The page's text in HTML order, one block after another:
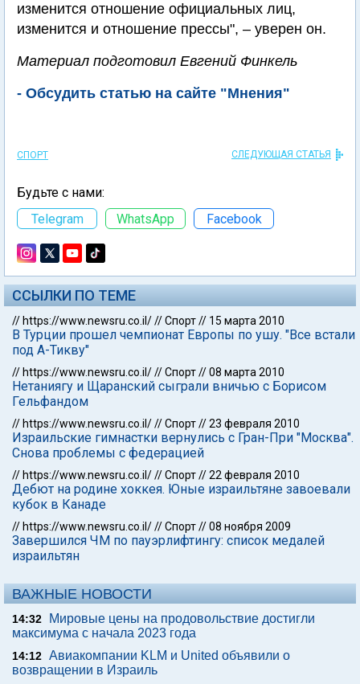
изменится отношение официальных лиц,
изменится и отношение прессы", – уверен он.
Материал подготовил Евгений Финкель
- Обсудить статью на сайте "Мнения"
СПОРТ СЛЕДУЮЩАЯ СТАТЬЯ
Будьте с нами:
Telegram
WhatsApp Facebook
ССЫЛКИ ПО ТЕМЕ
// https://www.newsru.co.il///Спорт// 15 марта 2010
В Турции прошел чемпионат Европы по ушу. "Все встали
под А-Тикву"
// https://www.newsru.co.il///Спорт//08 марта 2010
Нетаниягу и Щаранский сыграли вничью с Борисом
Гельфандом
// https://www.newsru.co.il///Спорт//23 февраля 2010
Израильские гимнастки вернулись с Гран-При "Москва".
Снова проблемы с федерацией
// https://www.newsru.co.il///Спорт//22 февраля 2010
Дебют на родине хоккея. Юные израильтяне завоевали
кубок в Канаде
// https://www.newsru.co.il///Спорт//08 ноября 2009
Завершился ЧМ по пауэрлифтингу: список медалей
израильтян
ВАЖНЫЕ НОВОСТИ
14:32
Мировые цены на продовольствие достигли
максимума с начала 2023 года
14:12 Авиакомпании KLM и United объявили о
возвращении в Израиль